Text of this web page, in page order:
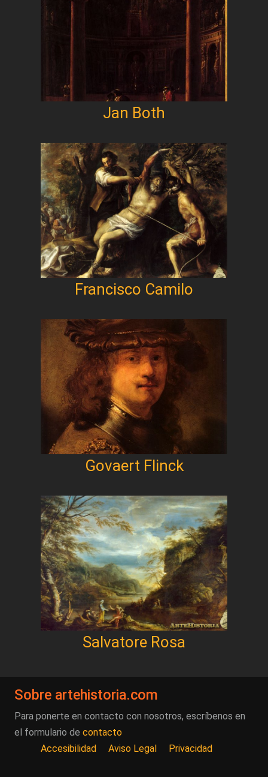
Jan Both
Francisco Camilo
Govaert Flinck
Salvatore Rosa
Sobre artehistoria.com
Para ponerte en contacto con nosotros, escríbenos en
el formulario de contacto
Accesibilidad
Aviso Legal Privacidad